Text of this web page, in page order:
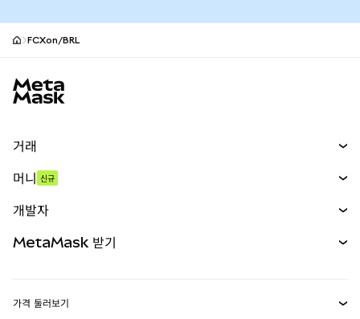
FCXon/BRL
거래
무기한 선물
실물자산
머니 신규
개발자
MetaMask 받기
가격 둘러보기